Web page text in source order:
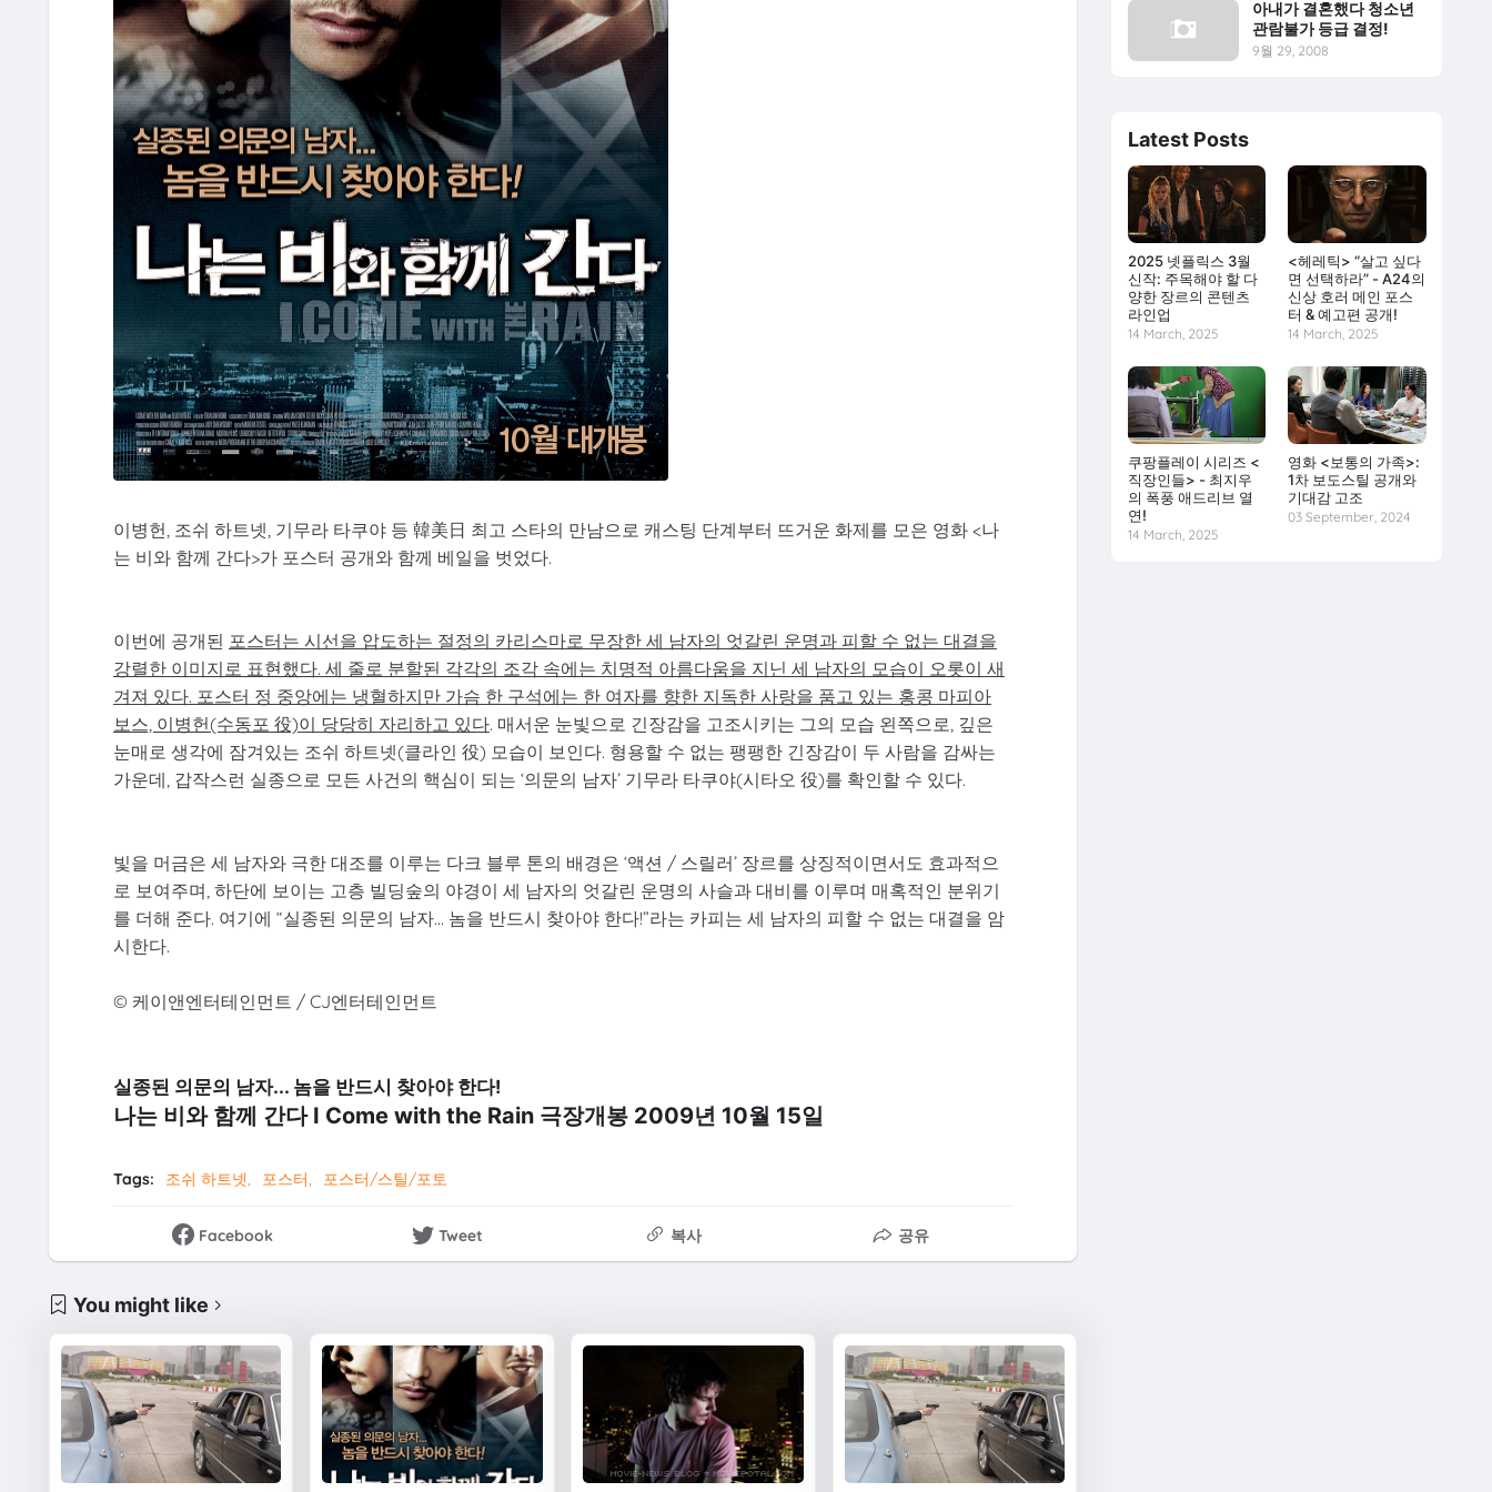
이병헌, 조쉬 하트넷, 기무라 타쿠야 등 韓美日 최고 스타의 만남으로 캐스팅 단계부터 뜨거운 화제를 모은 영화 <나
는 비와 함께 간다>가 포스터 공개와 함께 베일을 벗었다.
이번에 공개된 포스터는 시선을 압도하는 절정의 카리스마로 무장한 세 남자의 엇갈린 운명과 피할 수 없는 대결을
강렬한 이미지로 표현했다. 세 줄로 분할된 각각의 조각 속에는 치명적 아름다움을 지닌 세 남자의 모습이 오롯이 새
겨져 있다. 포스터 정 중앙에는 냉혈하지만 가슴 한 구석에는 한 여자를 향한 지독한 사랑을 품고 있는 홍콩 마피아
보스, 이병헌(수동포 役)이 당당히 자리하고 있다. 매서운 눈빛으로 긴장감을 고조시키는 그의 모습 왼쪽으로, 깊은
눈매로 생각에 잠겨있는 조쉬 하트넷(클라인 役) 모습이 보인다. 형용할 수 없는 팽팽한 긴장감이 두 사람을 감싸는
가운데, 갑작스런 실종으로 모든 사건의 핵심이 되는 ‘의문의 남자’ 기무라 타쿠야(시타오 役)를 확인할 수 있다.
빛을 머금은 세 남자와 극한 대조를 이루는 다크 블루 톤의 배경은 ‘액션 / 스릴러’ 장르를 상징적이면서도 효과적으
로 보여주며, 하단에 보이는 고층 빌딩숲의 야경이 세 남자의 엇갈린 운명의 사슬과 대비를 이루며 매혹적인 분위기
를 더해 준다. 여기에 “실종된 의문의 남자... 놈을 반드시 찾아야 한다!”라는 카피는 세 남자의 피할 수 없는 대결을 암
시한다.
© 케이앤엔터테인먼트 / CJ엔터테인먼트
실종된 의문의 남자... 놈을 반드시 찾아야 한다!
나는 비와 함께 간다 I Come with the Rain 극장개봉 2009년 10월 15일
Tags: 조쉬 하트넷 포스터 포스터/스틸/포토
Facebook Tweet 복사 공유
You might like
아내가 결혼했다 청소년
관람불가 등급 결정!
9월 29, 2008
Latest Posts
2025 넷플릭스 3월
신작: 주목해야 할 다
양한 장르의 콘텐츠
라인업
14 March, 2025
<헤레틱> “살고 싶다
면 선택하라” - A24의
신상 호러 메인 포스
터 & 예고편 공개!
14 March, 2025
쿠팡플레이 시리즈 <
직장인들> - 최지우
의 폭풍 애드리브 열
연!
14 March, 2025
영화 <보통의 가족>:
1차 보도스틸 공개와
기대감 고조
03 September, 2024